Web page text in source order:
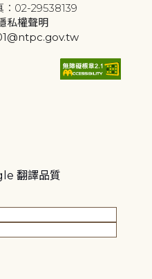
02-29538139
私權聲明
翻譯品質